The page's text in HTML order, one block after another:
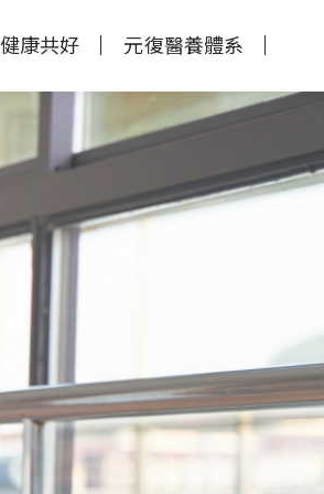
健康共好 元復醫養體系